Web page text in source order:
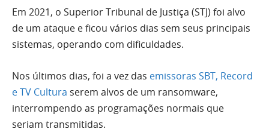
Em 2021, o Superior Tribunal de Justiça (STJ) foi alvo
de um ataque e ficou vários dias sem seus principais
sistemas, operando com dificuldades.
Nos últimos dias, foi a vez das emissoras SBT, Record
e TV Cultura serem alvos de um ransomware,
interrompendo as programações normais que
seriam transmitidas.